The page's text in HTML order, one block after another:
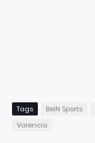
Tags BeIN Sports
Valencia